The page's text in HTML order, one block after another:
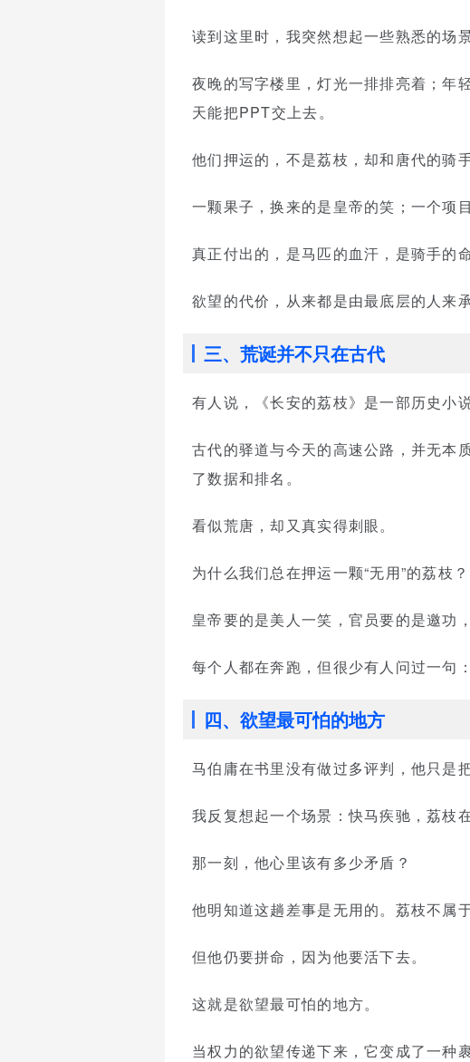
读到这里时，我突然想起一些熟悉的场
夜晚的写字楼里，灯光一排排亮着；年
天能把PPT交上去。
他们押运的，不是荔枝，却和唐代的骑
一颗果子，换来的是皇帝的笑；一个项
真正付出的，是马匹的血汗，是骑手的
欲望的代价，从来都是由最底层的人来承
三、荒诞并不只在古代
有人说，《长安的荔枝》是一部历史小
古代的驿道与今天的高速公路，并无本
了数据和排名。
看似荒唐，却又真实得刺眼。
为什么我们总在押运一颗“无用”的荔枝
皇帝要的是美人一笑，官员要的是邀功
每个人都在奔跑，但很少有人问过一句
四、欲望最可怕的地方
马伯庸在书里没有做过多评判，他只是
我反复想起一个场景：快马疾驰，荔枝
那一刻，他心里该有多少矛盾？
他明知道这趟差事是无用的。荔枝不属
但他仍要拼命，因为他要活下去。
这就是欲望最可怕的地方。
当权力的欲望传递下来，它变成了一种